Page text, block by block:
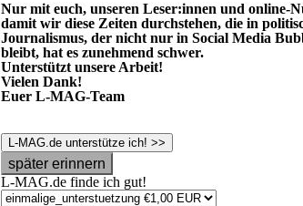
Nur mit euch, unseren Leser:innen und online-
damit wir diese Zeiten durchstehen, die in
Journalismus, der nicht nur in Social Media
bleibt, hat es zunehmend schwer.
Unterstützt unsere Arbeit!
Vielen Dank!
Euer L-MAG-Team
L-MAG.de unterstütze ich! >>
später erinnern
L-MAG.de finde ich gut!